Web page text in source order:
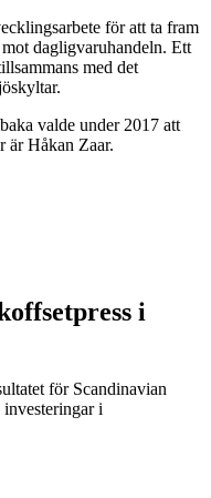
för att ta fram
dagligvaruhandeln. Ett
med det
valde under 2017 att
är Håkan Zaar.
i
för Scandinavian
i